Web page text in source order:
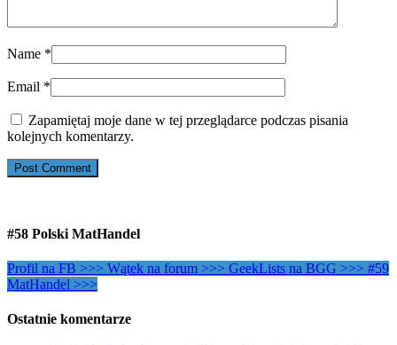
Name *
Email *
Zapamiętaj moje dane w tej przeglądarce podczas pisania
kolejnych komentarzy.
#58 Polski MatHandel
Profil na FB >>> Wątek na forum >>> GeekLists na BGG >>> #59
MatHandel >>>
Ostatnie komentarze